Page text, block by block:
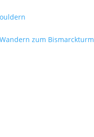
Wandern zum Bismarckturm